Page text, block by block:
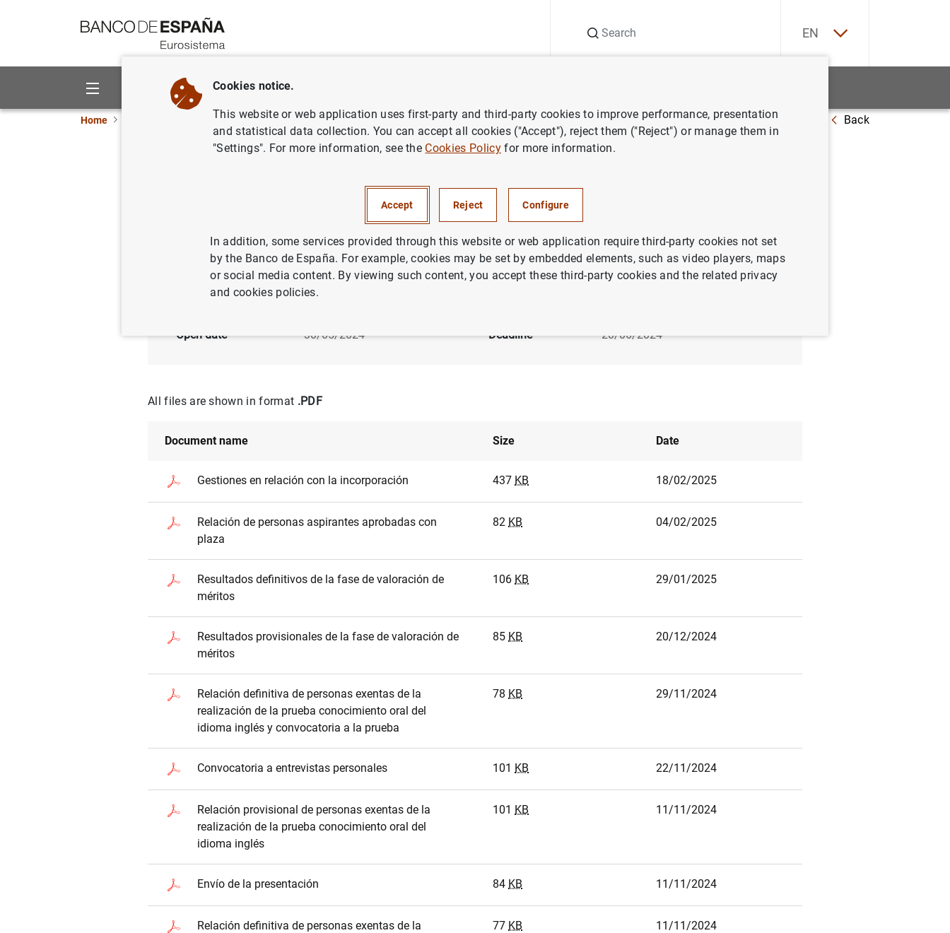
EN
About us Activities
Home Careers Personal economista titulado n8 Back
PERMANENT POST CLOSED Update date: 18/02/2025
Open date
30/05/2024 Deadline 20/06/2024
All files are shown in format .PDF
Document name Size Date
Gestiones en relación con la incorporación 437 KB 18/02/2025
Relación de personas aspirantes aprobadas con
plaza
82 KB 04/02/2025
Resultados definitivos de la fase de valoración de
méritos
106 KB 29/01/2025
Resultados provisionales de la fase de valoración de
méritos
85 KB 20/12/2024
Relación definitiva de personas exentas de la
realización de la prueba conocimiento oral del
idioma inglés y convocatoria a la prueba
78 KB 29/11/2024
Convocatoria a entrevistas personales 101 KB 22/11/2024
Relación provisional de personas exentas de la
realización de la prueba conocimiento oral del
idioma inglés
101 KB 11/11/2024
Envío de la presentación 84 KB 11/11/2024
Relación definitiva de personas exentas de la
77 KB 11/11/2024
Cookies notice.
This website or web application uses first-party and third-party cookies to improve performance, presentation
and statistical data collection. You can accept all cookies ("Accept"), reject them ("Reject") or manage them in
"Settings". For more information, see the Cookies Policyfor more information.
Accept Reject Configure
In addition, some services provided through this website or web application require third-party cookies not set
by the Banco de España. For example, cookies may be set by embedded elements, such as video players, maps
or social media content. By viewing such content, you accept these third-party cookies and the related privacy
and cookies policies.